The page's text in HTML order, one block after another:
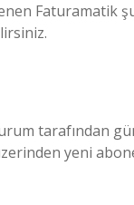
Faturamatik
tarafından
yeni